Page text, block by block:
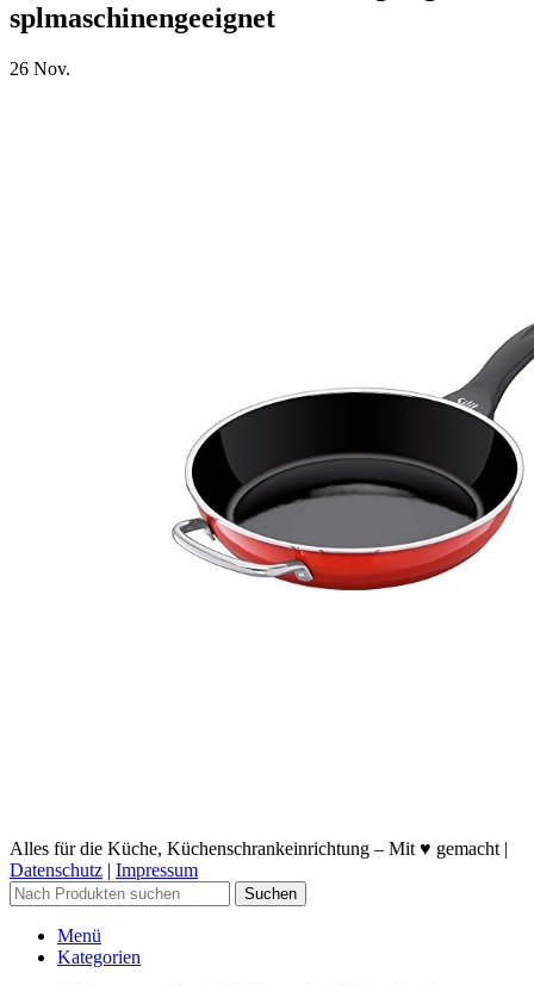
splmaschinengeeignet
26 Nov.
Alles für die Küche, Küchenschrankeinrichtung – Mit ♥ gemacht |
Datenschutz | Impressum
Suchen
Menü
Kategorien